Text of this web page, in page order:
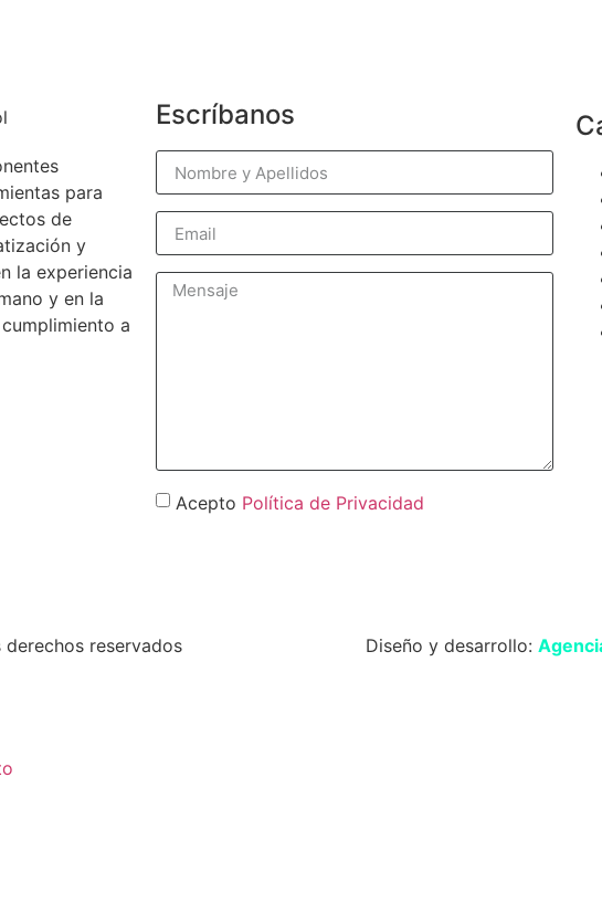
para
de
y
la experiencia
y en la
a
Escríbanos
Acepto Política de Privacidad
reservados Diseño y desarrollo: